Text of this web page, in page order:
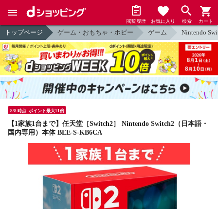
閲覧履歴 お気に入り 検索 カート
トップページ ゲーム・おもちゃ・ホビー ゲーム Nintendo
8/8 時点_ポイント最大11倍
【1家族1台まで】任天堂［Switch2］ Nintendo Switch2（日本語・
国内専用）本体 BEE-S-KB6CA